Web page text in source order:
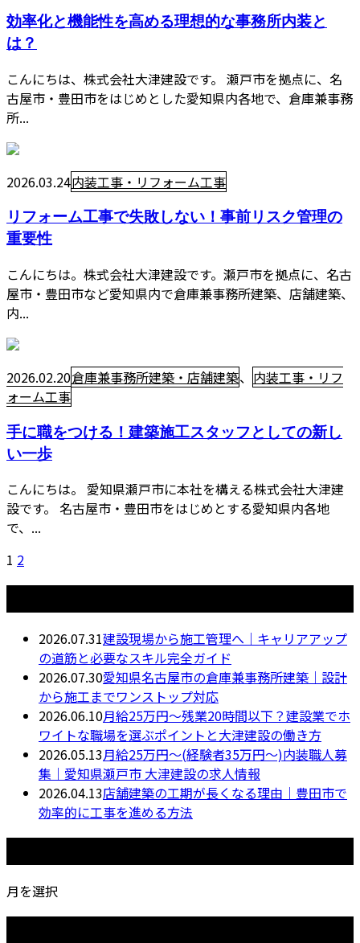
効率化と機能性を高める理想的な事務所内装と
は？
こんにちは、株式会社大津建設です。 瀬戸市を拠点に、名
古屋市・豊田市をはじめとした愛知県内各地で、倉庫兼事務
所...
2026.03.24内装工事・リフォーム工事
リフォーム工事で失敗しない！事前リスク管理の
重要性
こんにちは。株式会社大津建設です。瀬戸市を拠点に、名古
屋市・豊田市など愛知県内で倉庫兼事務所建築、店舗建築、
内...
2026.02.20倉庫兼事務所建築・店舗建築、 内装工事・リフ
ォーム工事
手に職をつける！建築施工スタッフとしての新し
い一歩
こんにちは。 愛知県瀬戸市に本社を構える株式会社大津建
設です。 名古屋市・豊田市をはじめとする愛知県内各地
で、...
1 2
2026.07.31建設現場から施工管理へ｜キャリアアップ
の道筋と必要なスキル完全ガイド
2026.07.30愛知県名古屋市の倉庫兼事務所建築｜設計
から施工までワンストップ対応
2026.06.10月給25万円〜残業20時間以下？建設業でホ
ワイトな職場を選ぶポイントと大津建設の働き方
2026.05.13月給25万円〜(経験者35万円〜)内装職人募
集｜愛知県瀬戸市 大津建設の求人情報
2026.04.13店舗建築の工期が長くなる理由｜豊田市で
効率的に工事を進める方法
月を選択